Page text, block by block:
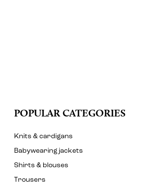
POPULAR CATEGORIES
Knits & cardigans
Babywearing jackets
Shirts & blouses
Trousers